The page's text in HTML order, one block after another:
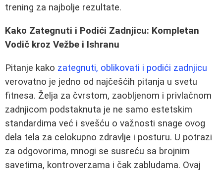
trening za najbolje rezultate.
Kako Zategnuti i Podići Zadnjicu: Kompletan
Vodič kroz Vežbe i Ishranu
Pitanje kako zategnuti, oblikovati i podići zadnjicu
verovatno je jedno od najčešćih pitanja u svetu
fitnesa. Želja za čvrstom, zaobljenom i privlačnom
zadnjicom podstaknuta je ne samo estetskim
standardima već i svešću o važnosti snage ovog
dela tela za celokupno zdravlje i posturu. U potrazi
za odgovorima, mnogi se susreću sa brojnim
savetima, kontroverzama i čak zabludama. Ovaj